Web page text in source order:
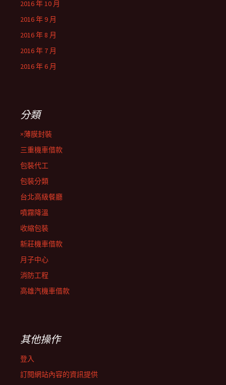
2016 年 10 月
2016 年 9 月
2016 年 8 月
2016 年 7 月
2016 年 6 月
分類
×薄膜封裝
三重機車借款
包裝代工
包裝分類
台北高級餐廳
噴霧降溫
收縮包裝
新莊機車借款
月子中心
消防工程
高雄汽機車借款
其他操作
登入
訂閱網站內容的資訊提供